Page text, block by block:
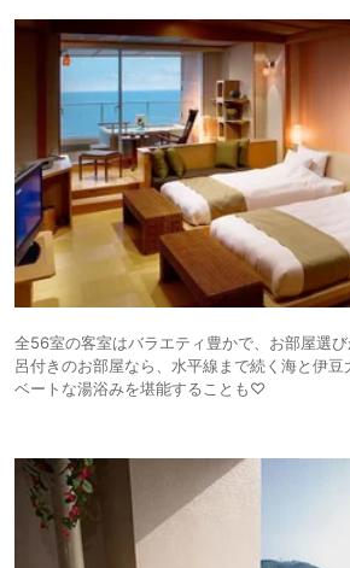
全56室の客室はバラエティ豊かで、お部屋選
呂付きのお部屋なら、水平線まで続く海と伊豆
ベートな湯浴みを堪能することも♡